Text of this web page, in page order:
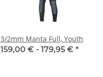
3/2mm Manta Full, Youth
159,00 € - 179,95 € *